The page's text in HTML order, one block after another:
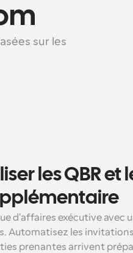
sur les
les QBR et
d'affaires exécutive avec
Automatisez les
prenantes arrivent